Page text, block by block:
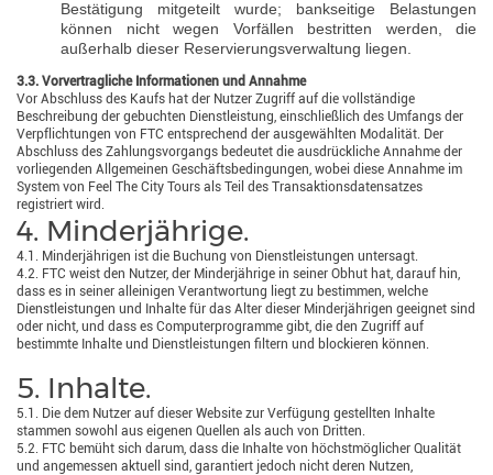
Bestätigung mitgeteilt wurde; bankseitige Belastungen
können nicht wegen Vorfällen bestritten werden, die
außerhalb dieser Reservierungsverwaltung liegen.
3.3. Vorvertragliche Informationen und Annahme
Vor Abschluss des Kaufs hat der Nutzer Zugriff auf die vollständige
Beschreibung der gebuchten Dienstleistung, einschließlich des Umfangs der
Verpflichtungen von FTC entsprechend der ausgewählten Modalität. Der
Abschluss des Zahlungsvorgangs bedeutet die ausdrückliche Annahme der
vorliegenden Allgemeinen Geschäftsbedingungen, wobei diese Annahme im
System von Feel The City Tours als Teil des Transaktionsdatensatzes
registriert wird.
4. Minderjährige.
4.1. Minderjährigen ist die Buchung von Dienstleistungen untersagt.
4.2. FTC weist den Nutzer, der Minderjährige in seiner Obhut hat, darauf hin,
dass es in seiner alleinigen Verantwortung liegt zu bestimmen, welche
Dienstleistungen und Inhalte für das Alter dieser Minderjährigen geeignet sind
oder nicht, und dass es Computerprogramme gibt, die den Zugriff auf
bestimmte Inhalte und Dienstleistungen filtern und blockieren können.
5. Inhalte.
5.1. Die dem Nutzer auf dieser Website zur Verfügung gestellten Inhalte
stammen sowohl aus eigenen Quellen als auch von Dritten.
5.2. FTC bemüht sich darum, dass die Inhalte von höchstmöglicher Qualität
und angemessen aktuell sind, garantiert jedoch nicht deren Nutzen,